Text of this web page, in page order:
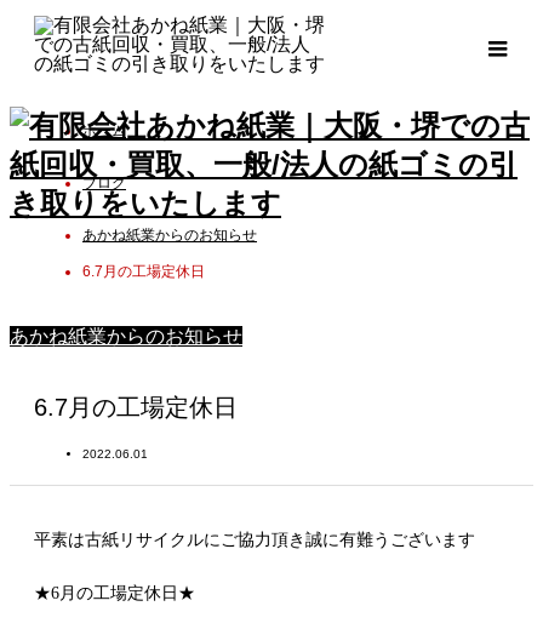
ホーム
ブログ
あかね紙業からのお知らせ
6.7月の工場定休日
あかね紙業からのお知らせ
6.7月の工場定休日
2022.06.01
平素は古紙リサイクルにご協力頂き誠に有難うございます
★6月の工場定休日★